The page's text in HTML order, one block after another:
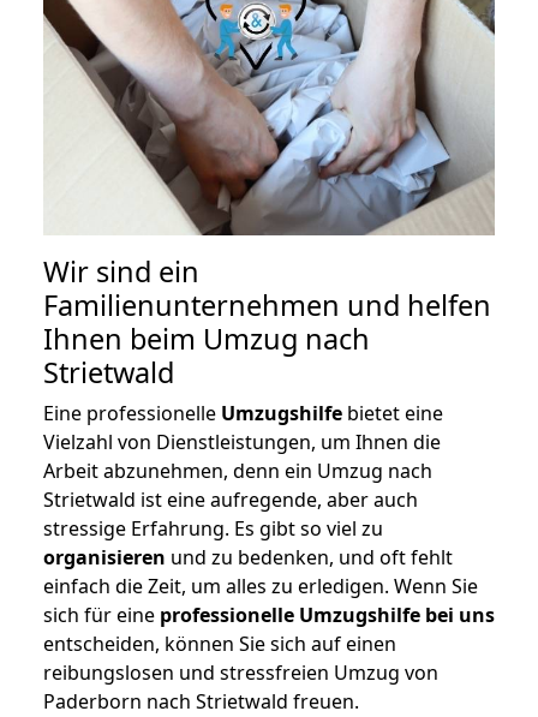
Wir sind ein
Familienunternehmen und helfen
Ihnen beim Umzug nach
Strietwald
Eine professionelle Umzugshilfe bietet eine
Vielzahl von Dienstleistungen, um Ihnen die
Arbeit abzunehmen, denn ein Umzug nach
Strietwald ist eine aufregende, aber auch
stressige Erfahrung. Es gibt so viel zu
organisieren und zu bedenken, und oft fehlt
einfach die Zeit, um alles zu erledigen. Wenn Sie
sich für eine professionelle Umzugshilfe bei uns
entscheiden, können Sie sich auf einen
reibungslosen und stressfreien Umzug von
Paderborn nach Strietwald freuen.